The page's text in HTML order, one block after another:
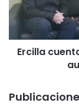
i
c
m
a
c
u
c
Ercilla